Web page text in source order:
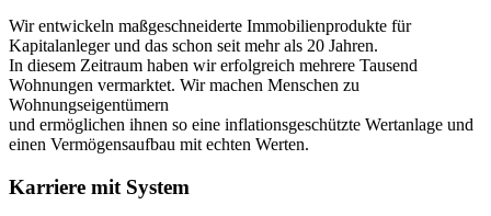
Wir entwickeln maßgeschneiderte Immobilienprodukte für
Kapitalanleger und das schon seit mehr als 20 Jahren.
In diesem Zeitraum haben wir erfolgreich mehrere Tausend
Wohnungen vermarktet. Wir machen Menschen zu
Wohnungseigentümern
und ermöglichen ihnen so eine inflationsgeschützte Wertanlage und
einen Vermögensaufbau mit echten Werten.
Karriere mit System